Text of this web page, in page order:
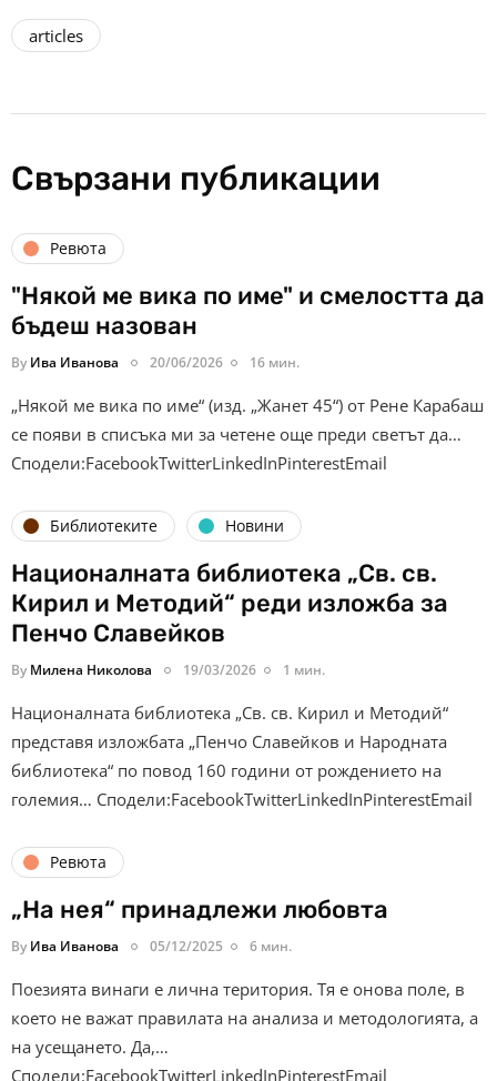
articles
Свързани публикации
Ревюта
"Някой ме вика по име" и смелостта да
бъдеш назован
By Ива Иванова 20/06/2026 16 мин.
„Някой ме вика по име“ (изд. „Жанет 45“) от Рене Карабаш
се появи в списъка ми за четене още преди светът да…
Сподели:FacebookTwitterLinkedInPinterestEmail
Библиотеките Новини
Националната библиотека „Св. св.
Кирил и Методий“ реди изложба за
Пенчо Славейков
By Милена Николова 19/03/2026 1 мин.
Националната библиотека „Св. св. Кирил и Методий“
представя изложбата „Пенчо Славейков и Народната
библиотека“ по повод 160 години от рождението на
големия… Сподели:FacebookTwitterLinkedInPinterestEmail
Ревюта
„На нея“ принадлежи любовта
By Ива Иванова 05/12/2025 6 мин.
Поезията винаги е лична територия. Тя е онова поле, в
което не важат правилата на анализа и методологията, а
на усещането. Да,…
Сподели:FacebookTwitterLinkedInPinterestEmail